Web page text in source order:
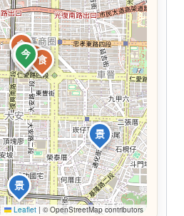
今
景
景
食
食 食
食食
Leaflet | © OpenStreetMap contributors